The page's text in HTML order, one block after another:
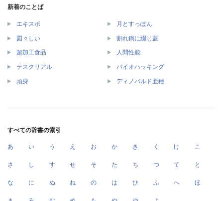
新着のことば
エキスポ 月とすっぽん
図々しい 割れ鍋に綴じ蓋
超加工食品 人間性能
テスクリアル バイオハッキング
頭身 ディノバルド亜種
すべての辞書の索引
あ い う え お か き く け こ
さ し す せ そ た ち つ て と
な に ぬ ね の は ひ ふ へ ほ